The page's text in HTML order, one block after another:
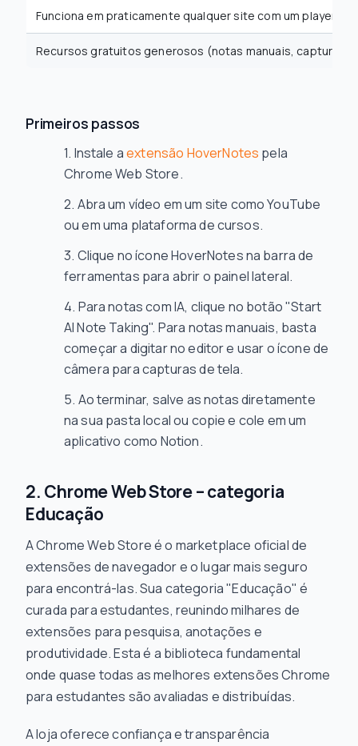
Funciona em praticamente qualquer site com um player de
Recursos gratuitos generosos (notas manuais, capturas
Primeiros passos
Instale aextensão HoverNotes pela
Chrome Web Store.
Abra um vídeo em um site como YouTube
ou em uma plataforma de cursos.
Clique no ícone HoverNotes na barra de
ferramentas para abrir o painel lateral.
Para notas com IA, clique no botão "Start
AI Note Taking". Para notas manuais, basta
começar a digitar no editor e usar o ícone de
câmera para capturas de tela.
Ao terminar, salve as notas diretamente
na sua pasta local ou copie e cole em um
aplicativo como Notion.
2. Chrome Web Store – categoria
Educação
A Chrome Web Store é o marketplace oficial de
extensões de navegador e o lugar mais seguro
para encontrá-las. Sua categoria "Educação" é
curada para estudantes, reunindo milhares de
extensões para pesquisa, anotações e
produtividade. Esta é a biblioteca fundamental
onde quase todas as melhores extensões Chrome
para estudantes são avaliadas e distribuídas.
A loja oferece confiança e transparência